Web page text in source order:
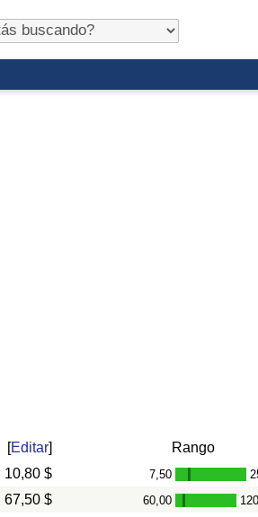
[Editar]
Rango
10,80 $ 7,50 -
67,50 $ 60,00 -